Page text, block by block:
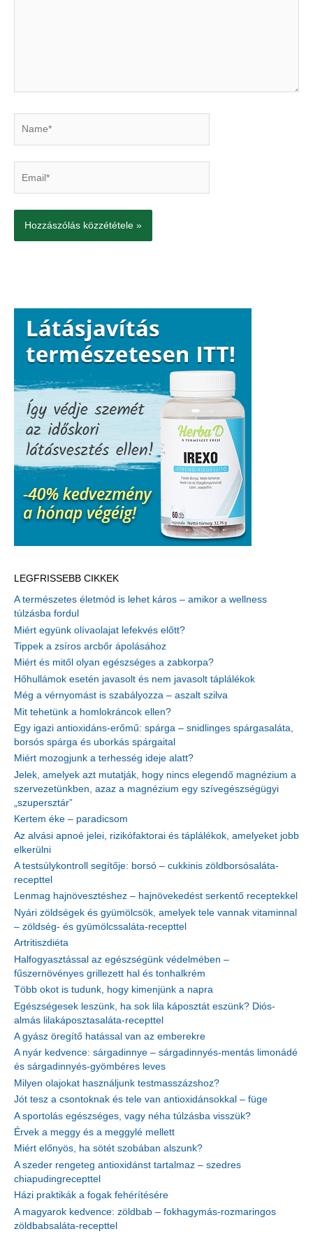
LEGFRISSEBB CIKKEK
A természetes életmód is lehet káros – amikor a wellness
túlzásba fordul
Miért együnk olívaolajat lefekvés előtt?
Tippek a zsíros arcbőr ápolásához
Miért és mitől olyan egészséges a zabkorpa?
Hőhullámok esetén javasolt és nem javasolt táplálékok
Még a vérnyomást is szabályozza – aszalt szilva
Mit tehetünk a homlokráncok ellen?
Egy igazi antioxidáns-erőmű: spárga – snidlinges spárgasaláta,
borsós spárga és uborkás spárgaital
Miért mozogjunk a terhesség ideje alatt?
Jelek, amelyek azt mutatják, hogy nincs elegendő magnézium a
szervezetünkben, azaz a magnézium egy szívegészségügyi
„szupersztár”
Kertem éke – paradicsom
Az alvási apnoé jelei, rizikófaktorai és táplálékok, amelyeket jobb
elkerülni
A testsúlykontroll segítője: borsó – cukkinis zöldborsósaláta-
recepttel
Lenmag hajnövesztéshez – hajnövekedést serkentő receptekkel
Nyári zöldségek és gyümölcsök, amelyek tele vannak vitaminnal
– zöldség- és gyümölcssaláta-recepttel
Artritiszdiéta
Halfogyasztással az egészségünk védelmében –
fűszernövényes grillezett hal és tonhalkrém
Több okot is tudunk, hogy kimenjünk a napra
Egészségesek leszünk, ha sok lila káposztát eszünk? Diós-
almás lilakáposztasaláta-recepttel
A gyász öregítő hatással van az emberekre
A nyár kedvence: sárgadinnye – sárgadinnyés-mentás limonádé
és sárgadinnyés-gyömbéres leves
Milyen olajokat használjunk testmasszázshoz?
Jót tesz a csontoknak és tele van antioxidánsokkal – füge
A sportolás egészséges, vagy néha túlzásba visszük?
Érvek a meggy és a meggylé mellett
Miért előnyös, ha sötét szobában alszunk?
A szeder rengeteg antioxidánst tartalmaz – szedres
chiapudingrecepttel
Házi praktikák a fogak fehérítésére
A magyarok kedvence: zöldbab – fokhagymás-rozmaringos
zöldbabsaláta-recepttel